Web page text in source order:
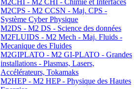
M2CHI - M2 CHI - Chimie et Interfaces
M2CPS - M2 CCSN - Maj. CPS -
Système Cyber Physique
M2DS - M2 DS - Science des données
M2FLUIDS - M2 Mech - Maj. Fluids -
Mecanique des Fluides
M2GIPLATO - M2 GI-PLATO - Grandes
installations - Plasmas, Lasers,
Accélérateurs, Tokamaks
M2HEP - M2 HEP - Physique des Hautes